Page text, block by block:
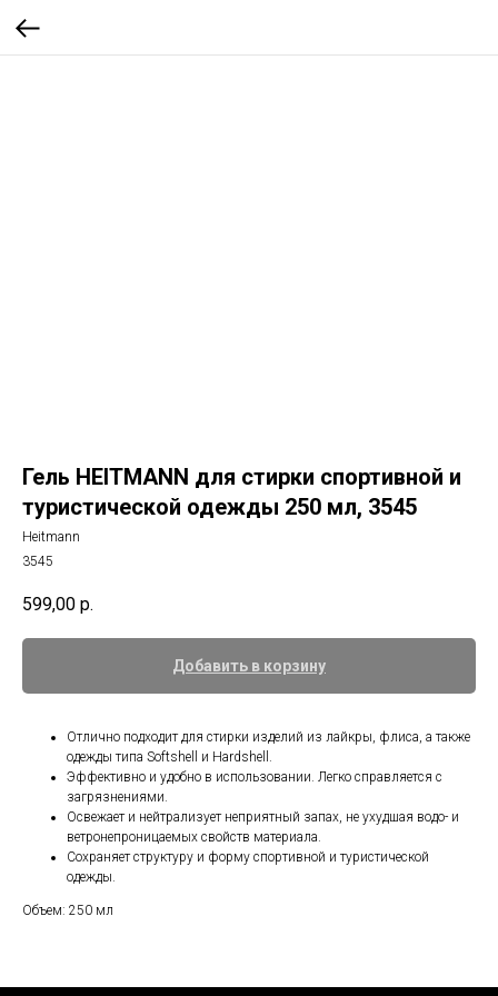
Гель HEITMANN для стирки спортивной и
туристической одежды 250 мл, 3545
Heitmann
3545
599,00 р.
Добавить в корзину
Отлично подходит для стирки изделий из лайкры, флиса, а также
одежды типа Softshell и Hardshell.
Эффективно и удобно в использовании. Легко справляется с
загрязнениями.
Освежает и нейтрализует неприятный запах, не ухудшая водо- и
ветронепроницаемых свойств материала.
Сохраняет структуру и форму спортивной и туристической
одежды.
Объем: 250 мл